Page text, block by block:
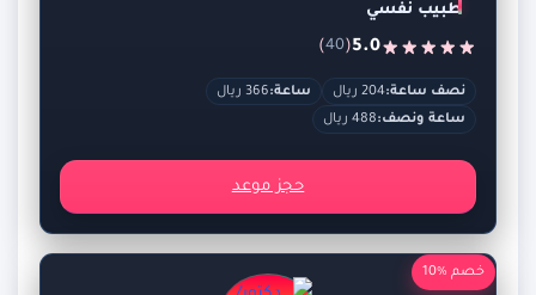
طبيب نفسي
5.0
(
40
)
نصف ساعة:204 ريال ساعة:366 ريال
ساعة ونصف:488 ريال
حجز موعد
خصم %10